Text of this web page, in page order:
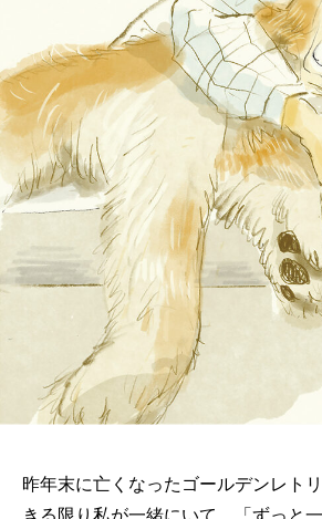
昨年末に亡くなったゴールデンレト
きる限り私が一緒にいて、「ずっと